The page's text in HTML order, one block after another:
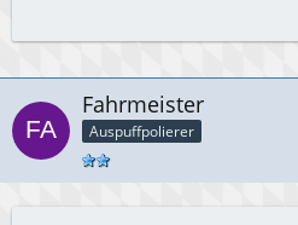
Fahrmeister
Auspuffpolierer